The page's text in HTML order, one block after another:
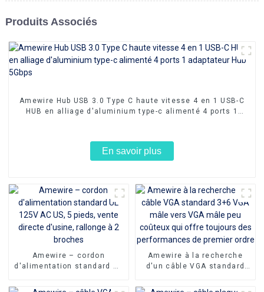
Produits Associés
Amewire Hub USB 3.0 Type C haute vitesse 4 en 1 USB-C
HUB en alliage d'aluminium type-c alimenté 4 ports 1
En savoir plus
Amewire – cordon
d'alimentation standard UL
directe d'usine, rallonge à
Amewire à la recherche
d'un câble VGA standard
mâle peu coûteux qui offre